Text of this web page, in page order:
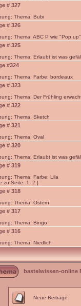
# 327
Thema: Bubi
# 326
Thema: ABC P wie "Pop up"
# 325
Thema: Erlaubt ist was
#324
Thema: Farbe: bordeaux
# 323
Thema: Der Frühling
# 322
Thema: Sketch
# 321
Thema: Oval
# 320
Thema: Erlaubt ist was
# 319
Thema: Farbe: Lila
zu Seite: 1 2 ]
# 318
Thema: Ostern
# 317
Thema: Bingo
# 316
Thema: Niedlich
bastelwissen-online
Neue Beiträge